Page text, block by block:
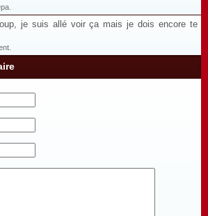
je suis allé voir ça mais je dois encore te